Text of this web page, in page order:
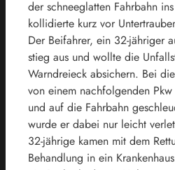
der schneeglatten Fahrbahn
kollidierte kurz vor
Der Beifahrer, ein 32-jähriger
stieg aus und wollte die
Warndreieck absichern. Bei
von einem nachfolgenden
und auf die Fahrbahn
wurde er dabei nur leicht
32-jährige kamen mit dem
Behandlung in ein